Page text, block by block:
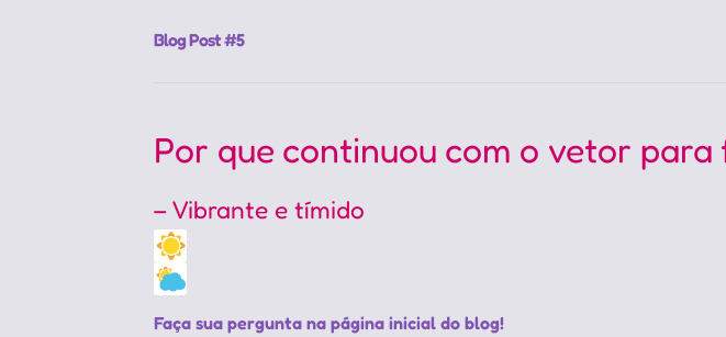
Blog Post #5
Por que continuou com o vetor para
– Vibrante e tímido
Faça sua pergunta na página inicial do blog!